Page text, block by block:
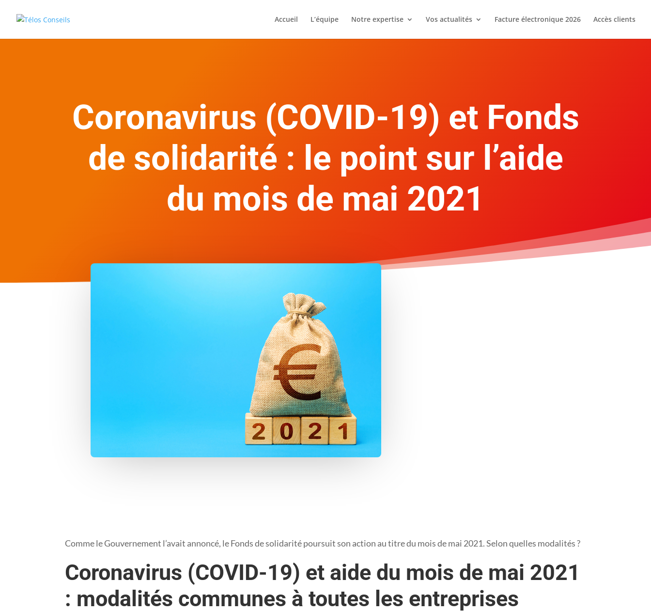
Accueil L’équipe Notre expertise Vos actualités Facture électronique 2026 Accès clients
Coronavirus (COVID-19) et Fonds
de solidarité : le point sur l’aide
du mois de mai 2021
Comme le Gouvernement l’avait annoncé, le Fonds de solidarité poursuit son action au titre du mois de mai 2021. Selon quelles modalités ?
Coronavirus (COVID-19) et aide du mois de mai 2021
: modalités communes à toutes les entreprises